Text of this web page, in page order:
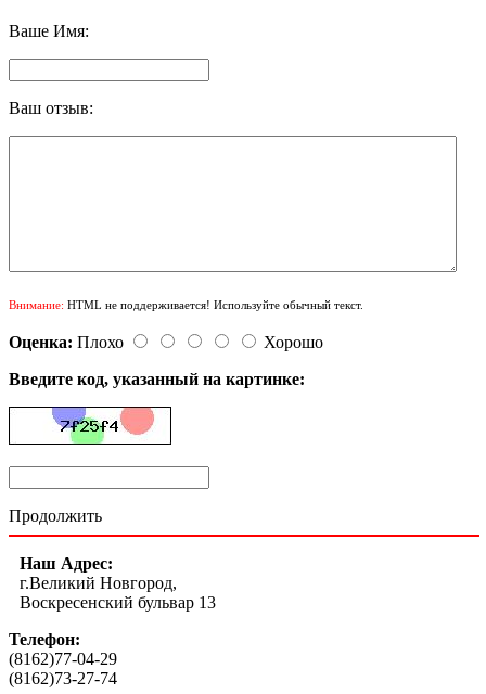
Ваше Имя:
Ваш отзыв:
Внимание: HTML не поддерживается! Используйте обычный текст.
Оценка: Плохо
Хорошо
Введите код, указанный на картинке:
Продолжить
Наш Адрес:
г.Великий Новгород,
Воскресенский бульвар 13
Телефон:
(8162)77-04-29
(8162)73-27-74